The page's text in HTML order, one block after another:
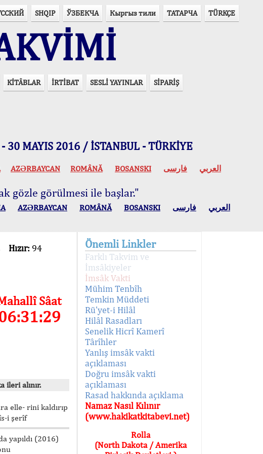
SHQIP ЎЗБЕКЧА Кыргыз тили ТАТАРЧА TÜRKÇE
KİTÂBLAR İRTİBAT SESLİ YAYINLAR SİPARİŞ
MAYIS 2016 / İSTANBUL - TÜRKİYE
AZӘRBAYCAN ROMÂNĂ BOSANSKI العربي فارسی
gözle görülmesi ile başlar."
AZӘRBAYCAN ROMÂNĂ BOSANSKI العربي فارسی
Hızır: 94
Sâat
ileri alınır.
elle- rini kaldırıp
i şerîf
yapıldı (2016)
Önemli Linkler
Farklı Takvim ve
İmsâkiyeler
İmsâk Vakti
Mühim Tenbîh
Temkin Müddeti
Rü'yet-i Hilâl
Hilâl Rasadları
Senelik Hicrî Kamerî
Târîhler
Yanlış imsâk vakti
açıklaması
Doğru imsâk vakti
açıklaması
Rasad hakkında açıklama
Namaz Nasıl Kılınır
(www.hakikatkitabevi.net)
Rolla
(North Dakota / Amerika